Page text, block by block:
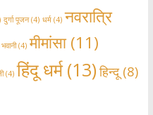
दुर्गा पूजन(4) धर्म(4) नवरात्रि
भवानी(4) मीमांसा(11)
(4) हिंदू धर्म(13)हिन्दू(8)